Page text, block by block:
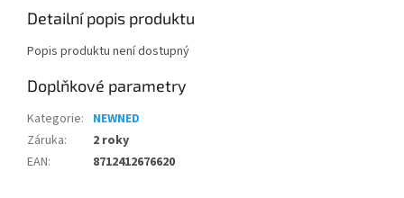
Detailní popis produktu
Popis produktu není dostupný
Doplňkové parametry
Kategorie: NEWNED
Záruka:
2 roky
EAN: 8712412676620